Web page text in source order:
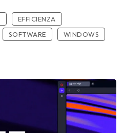
EFFICIENZA
SOFTWARE
WINDOWS